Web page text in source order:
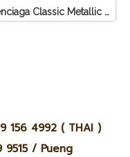
Balenciaga Classic Metallic Edge City Bag
156 4992 ( THAI )
9515 / Pueng